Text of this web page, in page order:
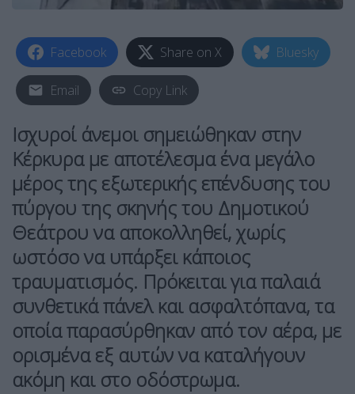
Facebook Share on X Bluesky
Email Copy Link
Ισχυροί άνεμοι σημειώθηκαν στην
Κέρκυρα με αποτέλεσμα ένα μεγάλο
μέρος της εξωτερικής επένδυσης του
πύργου της σκηνής του Δημοτικού
Θεάτρου να αποκολληθεί, χωρίς
ωστόσο να υπάρξει κάποιος
τραυματισμός. Πρόκειται για παλαιά
συνθετικά πάνελ και ασφαλτόπανα, τα
οποία παρασύρθηκαν από τον αέρα, με
ορισμένα εξ αυτών να καταλήγουν
ακόμη και στο οδόστρωμα.